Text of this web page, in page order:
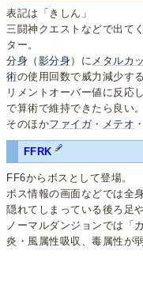
表記は「きしん」
三闘神クエストなどで出て
ター。
分身 （ 影分身）に メタルカ
術の使用回数で威力減少する
リメントオーバー値に反応
で算術で維持できたら良い。
そのほかファイガ・ メテオ ・
FFRK
FF6からボスとして登場。
ボス情報の画面などでは全
隠れてしまっている後ろ足
ノーマルダンジョンでは「
炎・風属性吸収、毒属性が弱